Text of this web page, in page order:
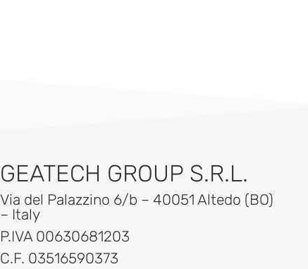
GEATECH GROUP S.R.L.
Via del Palazzino 6/b – 40051 Altedo (BO)
– Italy
P.IVA 00630681203
C.F. 03516590373